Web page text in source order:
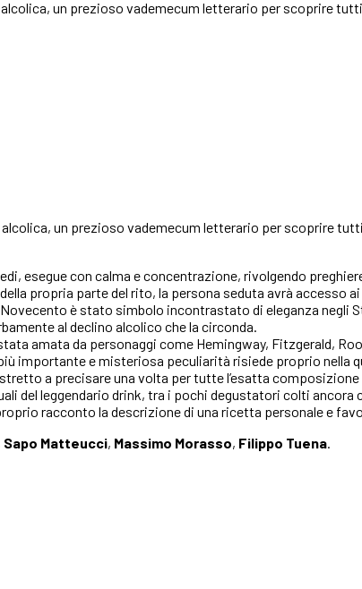
un prezioso vademecum letterario per scoprire
un prezioso vademecum letterario per scoprire
esegue con calma e concentrazione, rivolgendo
propria parte del rito, la persona seduta avrà accesso
è stato simbolo incontrastato di eleganza negli
al declino alcolico che la circonda.
amata da personaggi come Hemingway, Fitzgerald,
più importante e misteriosa peculiarità risiede proprio
a precisare una volta per tutte l’esatta composizione
leggendario drink, tra i pochi degustatori colti ancora
racconto la descrizione di una ricetta personale e
Sapo Matteucci, Massimo Morasso, Filippo Tuena